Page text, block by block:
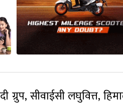
ग्रुप, सीवाईसी लघुवित्त,